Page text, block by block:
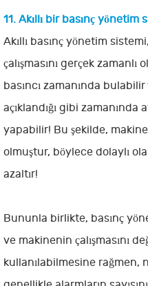
11. Akıllı bir basınç
Akıllı basınç yönetim
çalışmasını gerçek
basıncı zamanında
açıklandığı gibi zamanında
yapabilir! Bu şekilde,
olmuştur, böylece dolaylı
azaltır!
Bununla birlikte, basınç
ve makinenin çalışmasını
kullanılabilmesine rağmen,